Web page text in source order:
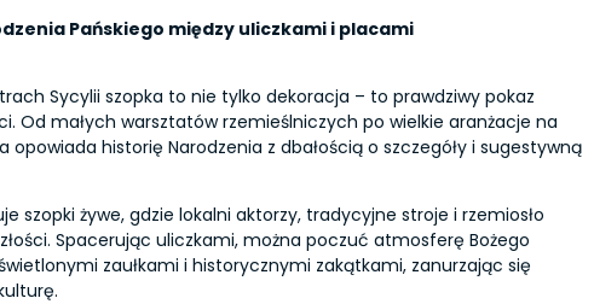
Pańskiego między uliczkami i placami
Sycylii szopka to nie tylko dekoracja – to prawdziwy pokaz
Od małych warsztatów rzemieślniczych po wielkie aranżacje na
opowiada historię Narodzenia z dbałością o szczegóły i sugestywną
szopki żywe, gdzie lokalni aktorzy, tradycyjne stroje i rzemiosło
Spacerując uliczkami, można poczuć atmosferę Bożego
zaułkami i historycznymi zakątkami, zanurzając się